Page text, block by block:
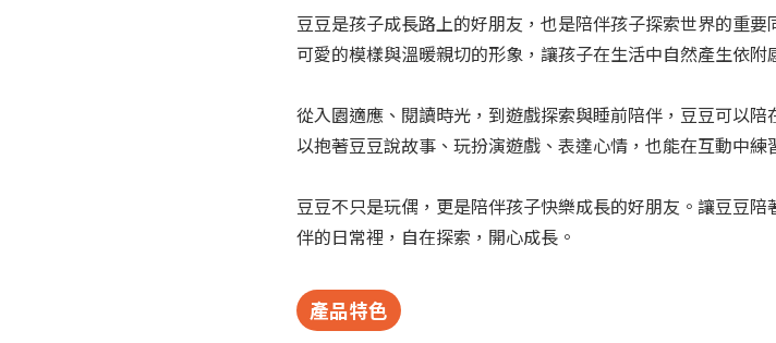
豆豆是孩子成長路上的好朋友，也是陪伴孩子探索世界的重
可愛的模樣與溫暖親切的形象，讓孩子在生活中自然產生依附
從入園適應、閱讀時光，到遊戲探索與睡前陪伴，豆豆可以
以抱著豆豆說故事、玩扮演遊戲、表達心情，也能在互動中練
豆豆不只是玩偶，更是陪伴孩子快樂成長的好朋友。讓豆豆
伴的日常裡，自在探索，開心成長。
產品特色